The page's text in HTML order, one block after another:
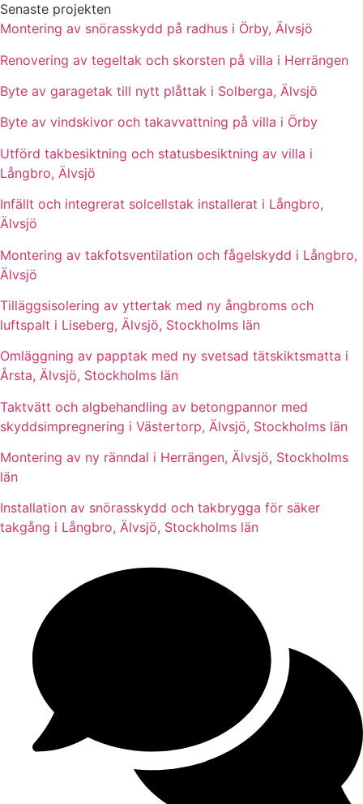
Senaste projekten
Montering av snörasskydd på radhus i Örby, Älvsjö
Renovering av tegeltak och skorsten på villa i Herrängen
Byte av garagetak till nytt plåttak i Solberga, Älvsjö
Byte av vindskivor och takavvattning på villa i Örby
Utförd takbesiktning och statusbesiktning av villa i
Långbro, Älvsjö
Infällt och integrerat solcellstak installerat i Långbro,
Älvsjö
Montering av takfotsventilation och fågelskydd i Långbro,
Älvsjö
Tilläggsisolering av yttertak med ny ångbroms och
luftspalt i Liseberg, Älvsjö, Stockholms län
Omläggning av papptak med ny svetsad tätskiktsmatta i
Årsta, Älvsjö, Stockholms län
Taktvätt och algbehandling av betongpannor med
skyddsimpregnering i Västertorp, Älvsjö, Stockholms län
Montering av ny ränndal i Herrängen, Älvsjö, Stockholms
län
Installation av snörasskydd och takbrygga för säker
takgång i Långbro, Älvsjö, Stockholms län